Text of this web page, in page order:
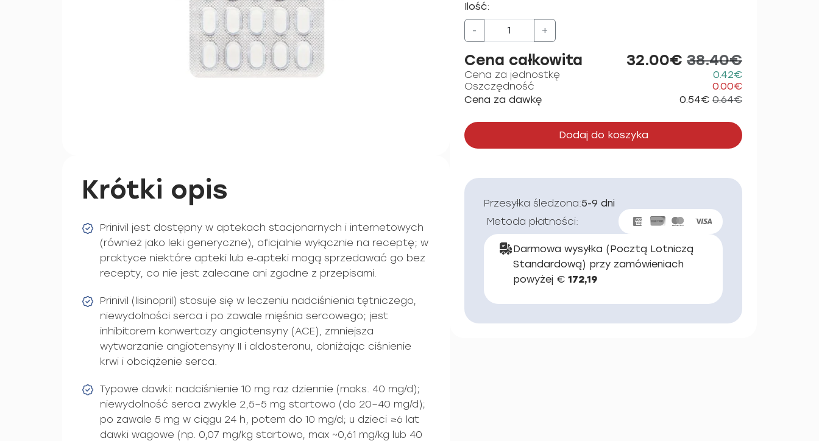
Krótki opis
Prinivil jest dostępny w aptekach stacjonarnych i internetowych
(również jako leki generyczne), oficjalnie wyłącznie na receptę; w
praktyce niektóre apteki lub e‑apteki mogą sprzedawać go bez
recepty, co nie jest zalecane ani zgodne z przepisami.
Prinivil (lisinopril) stosuje się w leczeniu nadciśnienia tętniczego,
niewydolności serca i po zawale mięśnia sercowego; jest
inhibitorem konwertazy angiotensyny (ACE), zmniejsza
wytwarzanie angiotensyny II i aldosteronu, obniżając ciśnienie
krwi i obciążenie serca.
Typowe dawki: nadciśnienie 10 mg raz dziennie (maks. 40 mg/d);
niewydolność serca zwykle 2,5–5 mg startowo (do 20–40 mg/d);
po zawale 5 mg w ciągu 24 h, potem do 10 mg/d; u dzieci ≥6 lat
dawki wagowe (np. 0,07 mg/kg startowo, max ~0,61 mg/kg lub 40
Ilość:
- +
Cena całkowita 32.00€ 38.40€
Cena za jednostkę
0.42€
Oszczędność
0.00€
Cena za dawkę
0.54€ 0.64€
Dodaj do koszyka
Przesyłka śledzona:5-9 dni
Metoda płatności:
Darmowa wysyłka (Pocztą Lotniczą
Standardową) przy zamówieniach
powyżej € 172,19